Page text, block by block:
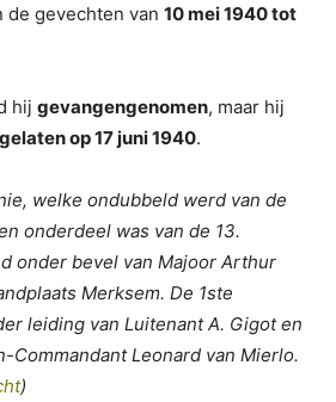
de gevechten van 10 mei 1940 tot
hij gevangengenomen, maar hij
op 17 juni 1940.
welke ondubbeld werd van de
onderdeel was van de 13.
onder bevel van Majoor Arthur
Merksem. De 1ste
leiding van Luitenant A. Gigot en
Commandant Leonard van Mierlo.
)